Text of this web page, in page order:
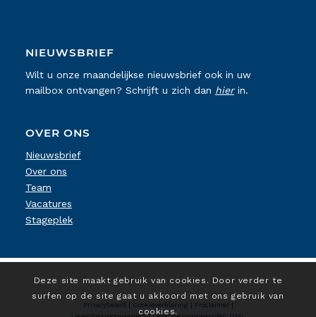
NIEUWSBRIEF
Wilt u onze maandelijkse nieuwsbrief ook in uw
mailbox ontvangen? Schrijft u zich dan hierin.
OVER ONS
Nieuwsbrief
Over ons
Team
Vacatures
Stageplek
Privacybeleid Cookieverklaring Proclaimer|
Deze site maakt gebruik van cookies. Door verder te
surfen op de site gaat u akkoord met ons gebruik van
cookies.